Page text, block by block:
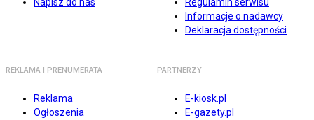
Informacje o nadawcy
Deklaracja dostępności
REKLAMA I PRENUMERATA
Reklama
Ogłoszenia
PARTNERZY
E-kiosk.pl
E-gazety.pl